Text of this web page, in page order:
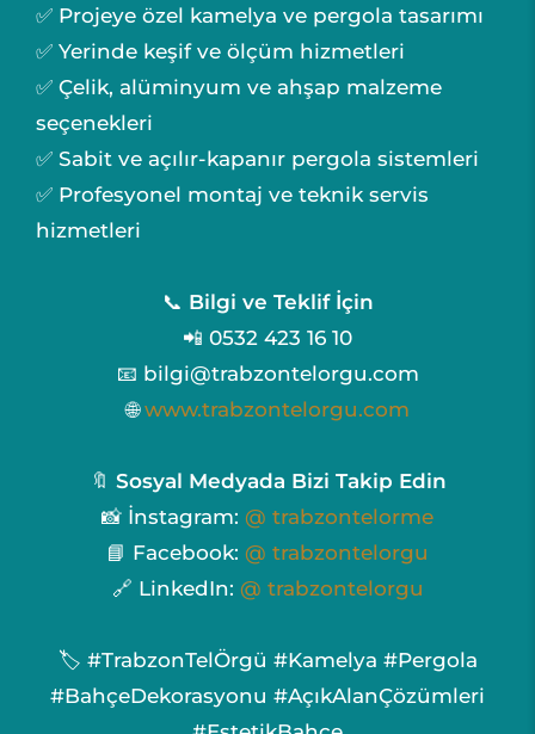
✅ Projeye özel kamelya ve pergola tasarımı
✅ Yerinde keşif ve ölçüm hizmetleri
✅ Çelik, alüminyum ve ahşap malzeme
seçenekleri
✅ Sabit ve açılır-kapanır pergola sistemleri
✅ Profesyonel montaj ve teknik servis
hizmetleri
📞 Bilgi ve Teklif İçin
📲 0532 423 16 10
📧 bilgi@trabzontelorgu.com
🌐www.trabzontelorgu.com
🔖 Sosyal Medyada Bizi Takip Edin
📸 İnstagram: @ trabzontelorme
📘 Facebook: @ trabzontelorgu
🔗 LinkedIn: @ trabzontelorgu
🏷️ #TrabzonTelÖrgü #Kamelya #Pergola
#BahçeDekorasyonu #AçıkAlanÇözümleri